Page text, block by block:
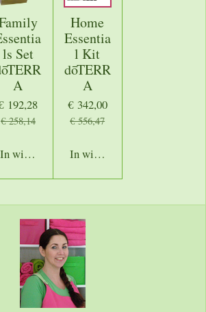
ls Set
A
192,28
€ 258,14
In winkelwagen
Home
Essentia
l Kit
dōTERR
A
€ 342,00
€ 556,47
In winkelwagen